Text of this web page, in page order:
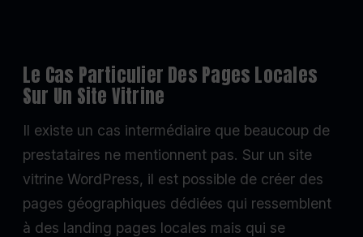
Le Cas Particulier Des Pages Locales
Sur Un Site Vitrine
Il existe un cas intermédiaire que beaucoup de
prestataires ne mentionnent pas. Sur un site
vitrine WordPress, il est possible de créer des
pages géographiques dédiées qui ressemblent
à des landing pages locales mais qui se